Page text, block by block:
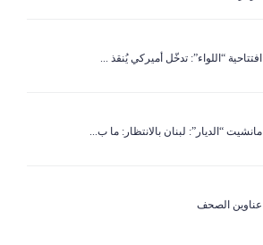
افتتاحية “اللواء”: تدخّل أميركي يُنقذ ...
مانشيت “الديار”: لبنان بالانتظار: ما ب...
عناوين الصحف